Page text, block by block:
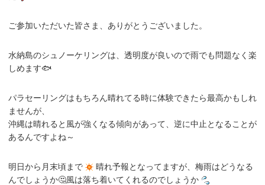
ご参加いただいた皆さま、ありがとうございました。
水納島のシュノーケリングは、透明度が良いので雨でも問題なく楽
しめます🐟
パラセーリングはもちろん晴れてる時に体験できたら最高かもしれ
ませんが、
沖縄は晴れると風が強くなる傾向があって、逆に中止となることが
あるんですよね～
明日から月末頃まで
晴れ予報となってますが、梅雨はどうなる
んでしょうか🤔風は落ち着いてくれるのでしょうか